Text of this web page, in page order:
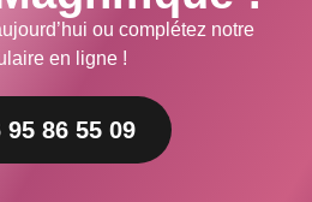
ou complétez notre
en ligne !
95 86 55 09